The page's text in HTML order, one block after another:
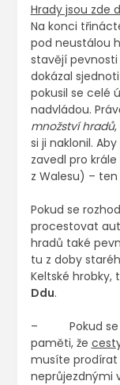
Hrady jsou zde
Na konci
pod neustálou
stavějí pevnosti
dokázal
pokusil se celé
nadvládou.
množství hradů
si ji naklonil.
zavedl pro
z Walesu) –
Pokud se
procestovat
hradů také
tu z doby
Keltské hrobky,
Ddu.
– Pokud se
paměti, že
musíte prodírat
neprůjezdnými